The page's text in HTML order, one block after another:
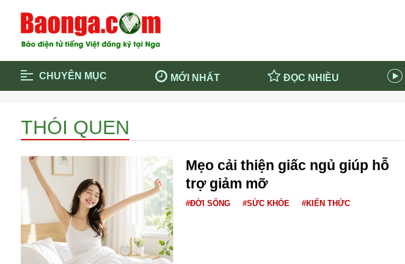
CHUYÊN MỤC MỚI NHẤT ĐỌC NHIỀU
Điểm tin chính
Khám phá nước Nga
Quảng cáo
Chính trị Nga - Việt Nam
THÓI QUEN
Mẹo cải thiện giấc ngủ giúp hỗ
trợ giảm mỡ
#ĐỜI SỐNG #SỨC KHỎE #KIẾN THỨC